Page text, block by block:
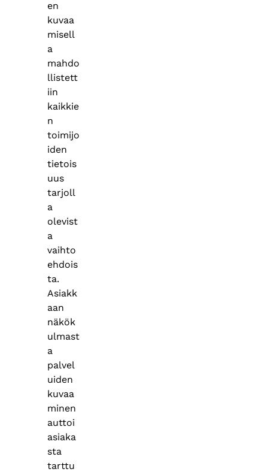
en
kuvaa
misell
a
mahdo
llistett
iin
kaikkie
n
toimijo
iden
tietois
uus
tarjoll
a
olevist
a
vaihto
ehdois
ta.
Asiakk
aan
näkök
ulmast
a
palvel
uiden
kuvaa
minen
auttoi
asiaka
sta
tarttu